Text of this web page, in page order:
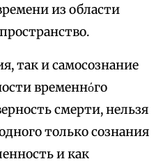
из области
так и самосознание
временнόго
смерти, нельзя
только сознания
и как